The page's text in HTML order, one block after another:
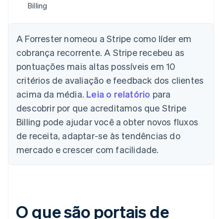
Billing
A Forrester nomeou a Stripe como líder em
cobrança recorrente. A Stripe recebeu as
pontuações mais altas possíveis em 10
critérios de avaliação e feedback dos clientes
acima da média. Leia o relatório para
descobrir por que acreditamos que Stripe
Billing pode ajudar você a obter novos fluxos
de receita, adaptar-se às tendências do
mercado e crescer com facilidade.
O que são portais de